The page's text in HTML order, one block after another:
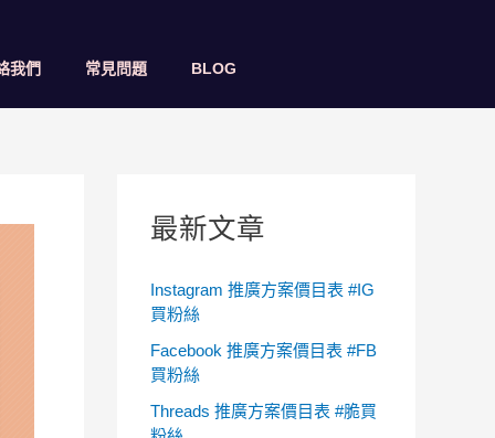
我們 常見問題 BLOG
最新文章
Instagram 推廣方案價目表 #IG
買粉絲
Facebook 推廣方案價目表 #FB
買粉絲
Threads 推廣方案價目表 #脆買